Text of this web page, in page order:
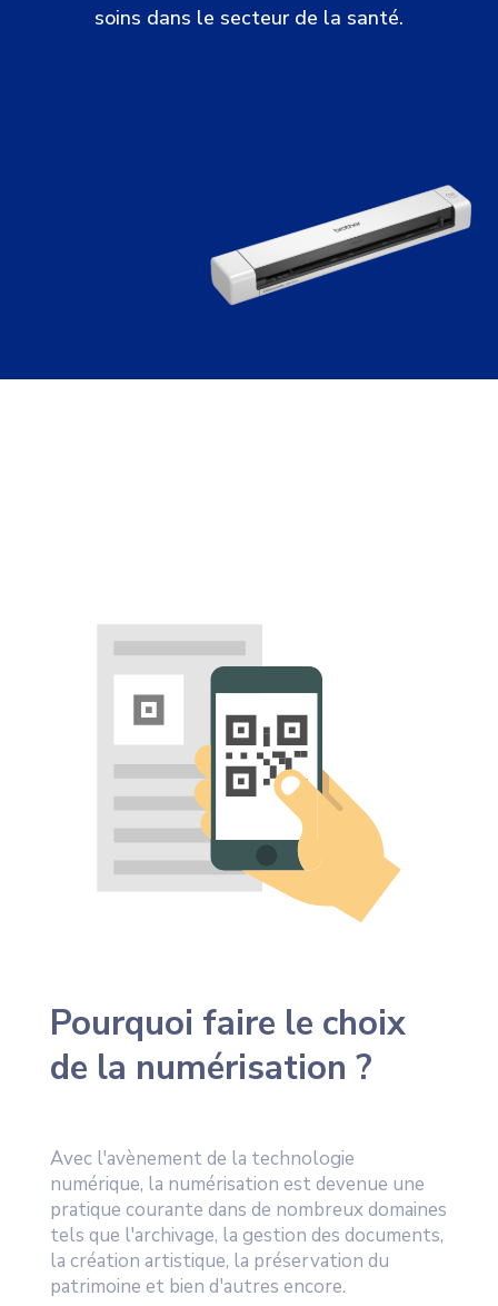
soins dans le secteur de la santé.
Pourquoi faire le choix
de la numérisation ?
Avec l'avènement de la technologie
numérique, la numérisation est devenue une
pratique courante dans de nombreux domaines
tels que l'archivage, la gestion des documents,
la création artistique, la préservation du
patrimoine et bien d'autres encore.